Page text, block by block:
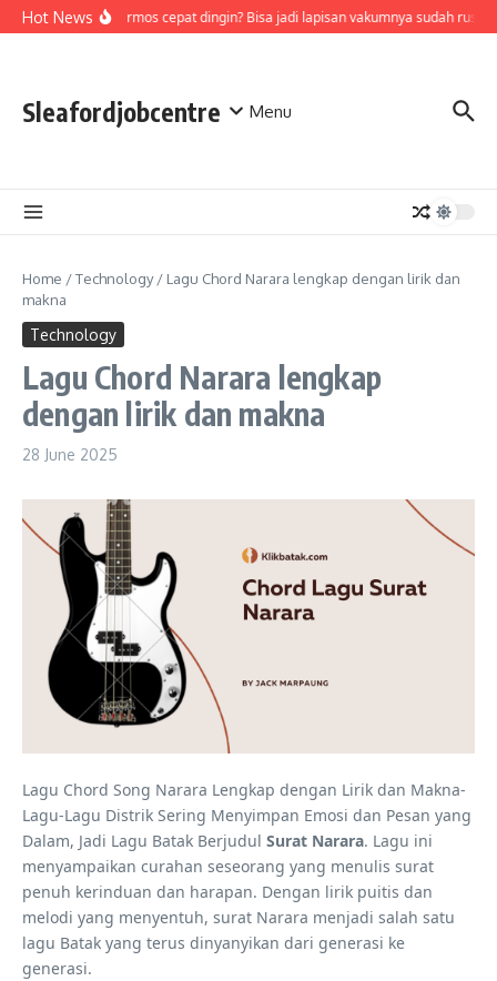
Skip to content
Hot NewsAir di termos cepat dingin? Bisa jadi lapisan vakumnya sudah rusak,
Sleafordjobcentre Menu
Home /Technology/ Lagu Chord Narara lengkap dengan lirik dan
makna
Technology
Lagu Chord Narara lengkap
dengan lirik dan makna
28 June 2025
Lagu Chord Song Narara Lengkap dengan Lirik dan Makna-
Lagu-Lagu Distrik Sering Menyimpan Emosi dan Pesan yang
Dalam, Jadi Lagu Batak Berjudul Surat Narara. Lagu ini
menyampaikan curahan seseorang yang menulis surat
penuh kerinduan dan harapan. Dengan lirik puitis dan
melodi yang menyentuh, surat Narara menjadi salah satu
lagu Batak yang terus dinyanyikan dari generasi ke
generasi.